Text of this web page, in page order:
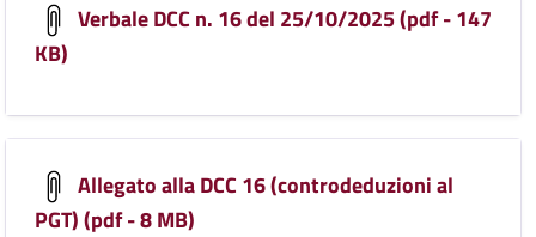
Verbale DCC n. 16 del 25/10/2025 (pdf - 147
KB)
Allegato alla DCC 16 (controdeduzioni al
PGT) (pdf - 8 MB)